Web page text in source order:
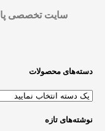
سایت تخصصی
محصولات
تازه